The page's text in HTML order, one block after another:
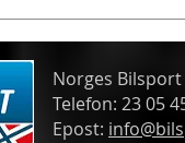
Norges
Telefon: 23 05
Epost: